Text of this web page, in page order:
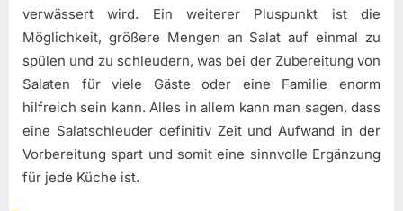
verwässert wird. Ein weiterer Pluspunkt ist die
Möglichkeit, größere Mengen an Salat auf einmal zu
spülen und zu schleudern, was bei der Zubereitung von
Salaten für viele Gäste oder eine Familie enorm
hilfreich sein kann. Alles in allem kann man sagen, dass
eine Salatschleuder definitiv Zeit und Aufwand in der
Vorbereitung spart und somit eine sinnvolle Ergänzung
für jede Küche ist.